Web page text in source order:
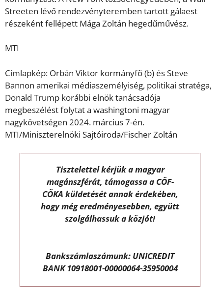
Streeten lévő rendezvényteremben tartott gálaest
részeként fellépett Mága Zoltán hegedűművész.
MTI
Címlapkép: Orbán Viktor kormányfõ (b) és Steve
Bannon amerikai médiaszemélyiség, politikai stratéga,
Donald Trump korábbi elnök tanácsadója
megbeszélést folytat a washingtoni magyar
nagykövetségen 2024. március 7-én.
MTI/Miniszterelnöki Sajtóiroda/Fischer Zoltán
Tisztelettel kérjük a magyar
magánszférát, támogassa a CÖF-
CÖKA küldetését annak érdekében,
hogy még eredményesebben, együtt
szolgálhassuk a közjót!
Bankszámlaszámunk: UNICREDIT
BANK 10918001-00000064-35950004